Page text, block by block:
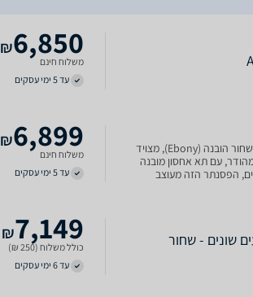
6,850
₪
משלוח חינם
עד 5 ימי עסקים
ה-Artesia AG-50 הוא פסנתר כנף חשמלי בעל גימור שחור הובנה (Ebony), מצויד
עם תא אחסון מובנה
הפסנתר הזה מעוצב
6,899
₪
משלוח חינם
עד 5 ימי עסקים
7,149
₪
כולל משלוח (250 ₪)
עד 6 ימי עסקים